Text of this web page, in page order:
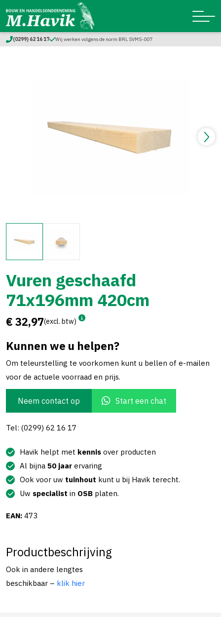
(0299) 62 16 17 Wij werken volgens de norm BRL SVMS-007
Vuren geschaafd
71x196mm 420cm
€ 32,97(excl. btw)
Kunnen we u helpen?
Om teleurstelling te voorkomen kunt u bellen of e-mailen
voor de actuele voorraad en prijs.
Neem contact op Start een chat
Tel: (0299) 62 16 17
Havik helpt met kennis over producten
Al bijna 50 jaar ervaring
Ook voor uw tuinhout kunt u bij Havik terecht.
Uw specialist in OSB platen.
EAN: 473
Productbeschrijving
Ook in andere lengtes
beschikbaar – klik hier